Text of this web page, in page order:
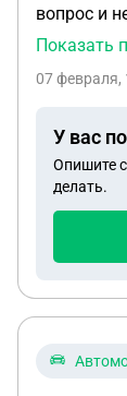
вопрос и
взять
писать
месяцев
Показать
07 февраля,
У вас
Опишите
делать.